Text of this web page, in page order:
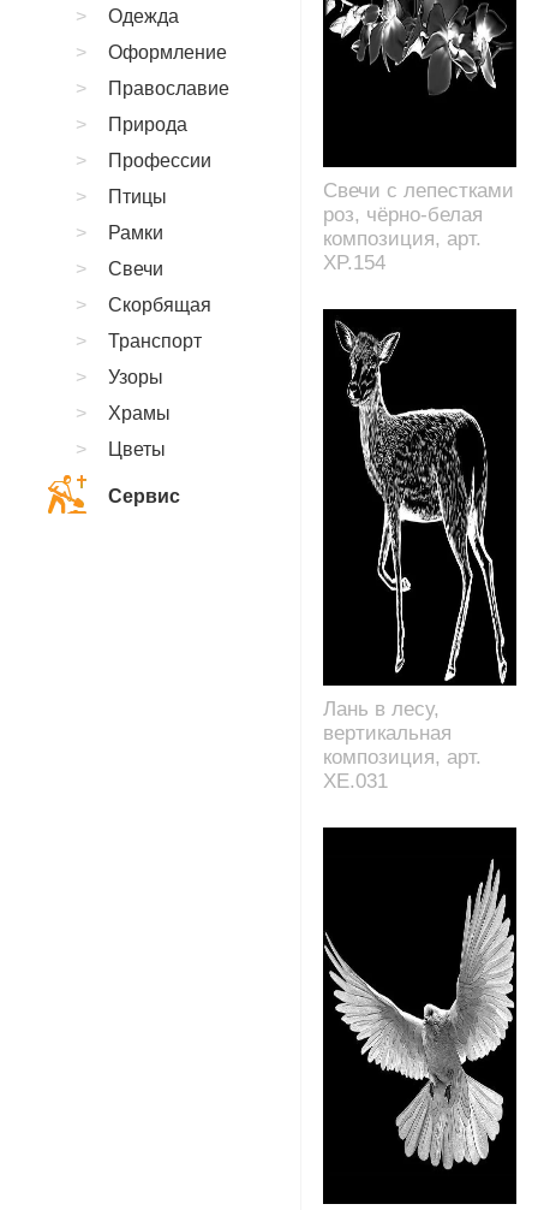
Свечи с лепестками
роз, чёрно-белая
композиция, арт.
XP.154
Лань в лесу,
вертикальная
композиция, арт.
XE.031
Одежда
Оформление
Православие
Природа
Профессии
Птицы
Рамки
Свечи
Скорбящая
Транспорт
Узоры
Храмы
Цветы
Сервис